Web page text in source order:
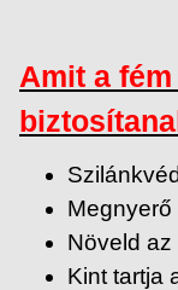
Amit a
Növeld
Kint tartja